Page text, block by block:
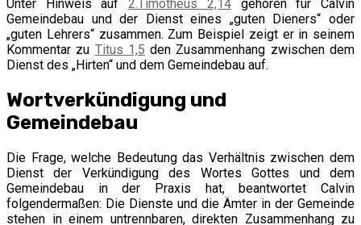
Unter Hinweis auf2.Timotheus 2,14gehören für Calvin
Gemeindebau und der Dienst eines „guten Dieners“ oder
„guten Lehrers“ zusammen. Zum Beispiel zeigt er in seinem
Kommentar zu Titus 1,5 den Zusammenhang zwischen dem
Dienst des „Hirten“ und dem Gemeindebau auf.
Wortverkündigung und
Gemeindebau
Die Frage, welche Bedeutung das Verhältnis zwischen dem
Dienst der Verkündigung des Wortes Gottes und dem
Gemeindebau in der Praxis hat, beantwortet Calvin
folgendermaßen: Die Dienste und die Ämter in der Gemeinde
stehen in einem untrennbaren, direkten Zusammenhang zu